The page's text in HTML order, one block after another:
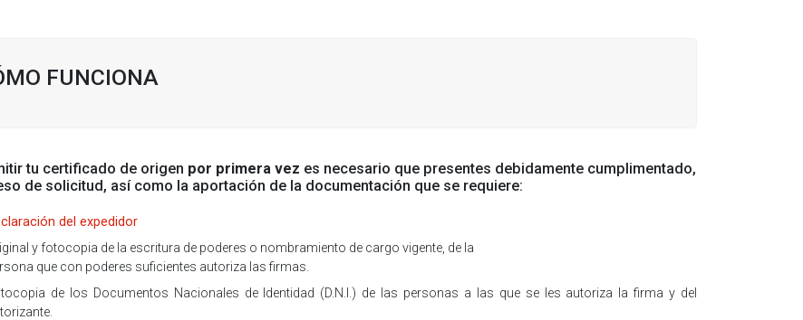
FUNCIONA
tu certificado de origen por primera vez es necesario que presentes debidamente cumplimentado,
de solicitud, así como la aportación de la documentación que se requiere:
del expedidor
y fotocopia de la escritura de poderes o nombramiento de cargo vigente, de la
que con poderes suficientes autoriza las firmas.
de los Documentos Nacionales de Identidad (D.N.I.) de las personas a las que se les autoriza la firma y del